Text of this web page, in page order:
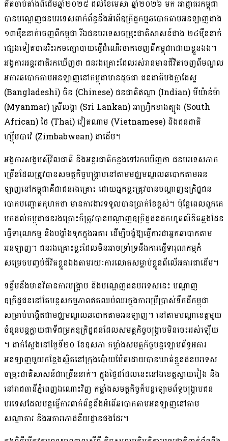
គិត​ចាប់តាំងពី​ដើមឆ្នាំ​២០២៥ ដល់​ខែមេសា ឆ្នាំ​២០២៦ មក អាជ្ញាធរ​កម្ពុជា​
បាន​បណ្ដេញ​ជនបរទេស​ពាក់ព័ន្ធ​នឹង​អំពើ​ឧក្រិដ្ឋកម្ម​ឆបោក​តាម​អនឡាញ​ជាង
១៣​ម៉ឺន​នាក់​ចេញពី​កម្ពុជា រីឯ​ជនបរទេស​ចម្រុះ​ជាតិ​សាសន៍​ជាង ២៤​ម៉ឺន​នាក់​
ផ្សេងទៀត​បាន​រិះរក​មធ្យោបាយ​ធ្វើដំណើរ​ចាក​ចេញពី​កម្ពុជា​ដោយ​ខ្លួនឯង​។
អង្គការ​អន្តរជាតិ​រកឃើញ​ថា ជនរងគ្រោះ​ដែល​រស់រាន​មាន​ជីវិត​ចេញពី​មណ្ឌល​
អគារ​ឆបោក​តាម​អនឡាញ​នៅ​កម្ពុជា​មាន​ដូចជា ជនជាតិ​បងក្លាដែស្ហ
(Bangladeshi) ចិន (Chinese) ជនជាតិ​ឥណ្ឌា (Indian) មីយ៉ាន់ម៉ា
(Myanmar) ស្រីលង្កា (Sri Lankan) អាហ្វ្រិក​ខាងត្បូង (South
African) ថៃ (Thai) វៀតណាម (Vietnamese) និង​ជនជាតិ​
ហ្ស៊ីមបាវ៉េ (Zimbabwean) ជាដើម។
អង្គការ​សង្គម​ស៊ីវិល​ជាតិ និង​អន្តរជាតិ​កន្លង​ទៅ​រក​ឃើញថា ជនបរទេស​ភាគ
ច្រើន​ដែល​ត្រូវ​បាន​សមត្ថកិច្ច​បង្ក្រាប​នៅ​តាម​មជ្ឈមណ្ឌល​ឆបោក​តាម​អន​
ឡាញ​នៅ​កម្ពុជា​គឺជា​ជនរងគ្រោះ ដោយ​អ្នកខ្លះ​ត្រូវ​បាន​បណ្ដាញ​ឧក្រិដ្ឋជន​
បោក​បញ្ឆោត​កុហក​ថា មាន​ការងារ​ទទួល​បាន​ប្រាក់ខែ​ខ្ពស់​។ ប៉ុន្តែ​ពេល​ពួកគេ​
មកដល់​កម្ពុជា​ជនរងគ្រោះ​ក៏​ត្រូវ​បាន​បណ្ដាញ​ឧក្រិដ្ឋជន​ដកហូត​លិខិតឆ្លងដែន
ធ្វើ​ទារុណកម្ម និង​បង្ខាំង​ទុក​ក្នុង​អគារ ដើម្បី​បង្ខំ​ឱ្យធ្វើ​ការ​ជា​អ្នក​ឆបោក​តាម​
អនឡាញ​។ ជនរងគ្រោះ​ខ្លះ​ដែល​មិនអាច​ទ្រាំទ្រ​នឹង​ការ​ធ្វើ​ទារុណកម្ម​ក៏​
សម្រេច​បញ្ចប់ជីវិត​ខ្លួនឯង​តាមរយៈ​ការ​លោត​សម្លាប់​ខ្លួន​ពីលើ​អគារ​ជាដើម។
ទន្ទឹម​នឹង​មាន​វិធានការ​បង្ក្រាប និង​បណ្ដេញ​ជនបរទេស​នេះ បណ្ដាញ​
ឧក្រិដ្ឋជន​នៅតែ​បន្តសកម្មភាព​ឥត​ឈប់ឈរ​ក្នុង​ការ​ប្រើប្រាស់​ទឹកដី​កម្ពុជា​
សម្រាប់​បង្កើត​ជា​មជ្ឈមណ្ឌល​ឆបោក​តាម​អនឡាញ។ នៅ​តាម​បណ្ដា​ខេត្ត​មួយ
ចំនួន​បន្ត​ក្លាយជា​ទីជម្រក​ឧក្រិដ្ឋជន​ដែល​សមត្ថកិច្ច​បង្ក្រាប​មិន​ចេះ​អស់​ឡើយ​
។ ជាក់ស្ដែង​នៅ​ថ្ងៃទី​២០ ខែឧសភា កម្លាំង​សមត្ថកិច្ច​បន្ត​ឡោមព័ទ្ធ​អគារ​
អនឡាញ​មួយ​កន្លែង​ស្ថិតនៅ​ក្រុង​ប៉ោយប៉ែត​ដោយ​បាន​ឃាត់ខ្លួន​ជនបរទេស​
ចម្រុះ​ជាតិ​សាសន៍​ជាច្រើន​នាក់​។ ក្នុង​ថ្ងៃ​ដដែល​នេះ​នៅ​ឯ​ខេត្តស្វាយរៀង និង​
នៅ​រាជធានី​ភ្នំពេញ​ឯណោះ​វិញ កម្លាំង​សមត្ថកិច្ច​ក៏​បន្ត​ឡោមព័ទ្ធ​បង្ក្រាប​ជន
បរទេស​ដែល​បន្ត​ធ្វើ​ការ​ពាក់ព័ន្ធ​នឹង​អំពើ​ឆបោក​តាម​អនឡាញ​នៅ​តាម​
សណ្ឋាគារ និង​អគារ​ភោជនីយដ្ឋាន​ផង​ដែរ។